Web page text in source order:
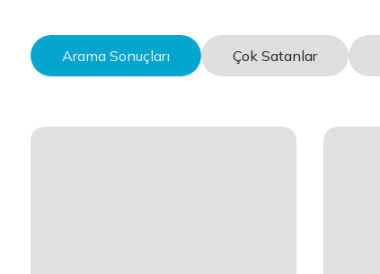
Arama Sonuçları Çok Satanlar